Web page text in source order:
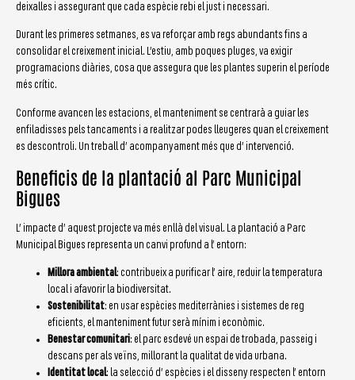
deixalles i assegurant que cada espècie rebi el just i necessari.
Durant les primeres setmanes, es va reforçar amb regs abundants fins a
consolidar el creixement inicial. L’estiu, amb poques pluges, va exigir
programacions diàries, cosa que assegura que les plantes superin el període
més crític.
Conforme avancen les estacions, el manteniment se centrarà a guiar les
enfiladisses pels tancaments i a realitzar podes lleugeres quan el creixement
es descontroli. Un treball d’ acompanyament més que d’ intervenció.
Beneficis de la plantació al Parc Municipal
Bigues
L’ impacte d’ aquest projecte va més enllà del visual. La plantació a Parc
Municipal Bigues representa un canvi profund a l’ entorn:
Millora ambiental: contribueix a purificar l’ aire, reduir la temperatura
local i afavorir la biodiversitat.
Sostenibilitat: en usar espècies mediterrànies i sistemes de reg
eficients, el manteniment futur serà mínim i econòmic.
Benestar comunitari: el parc esdevé un espai de trobada, passeig i
descans per als veïns, millorant la qualitat de vida urbana.
Identitat local: la selecció d’ espècies i el disseny respecten l’ entorn